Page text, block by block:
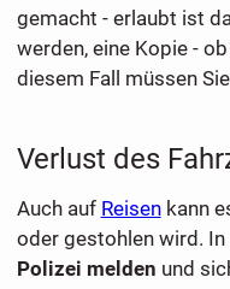
gemacht - erlaubt ist
werden, eine Kopie -
diesem Fall müssen
Verlust des
Auch auf Reisenkann
oder gestohlen wird.
Polizei melden und